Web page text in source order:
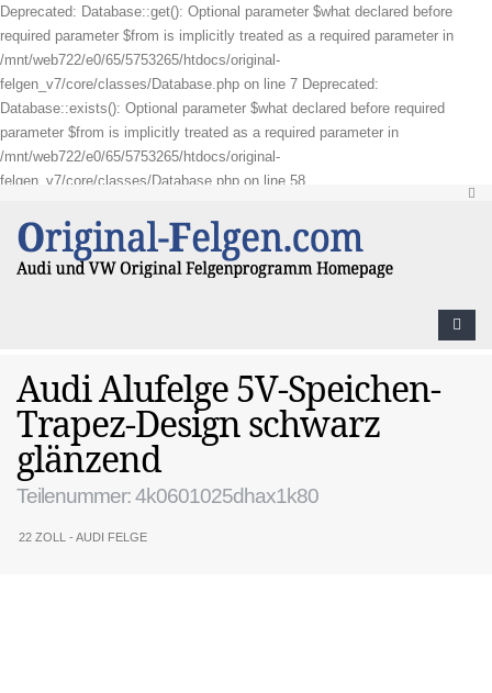
Deprecated: Database::get(): Optional parameter $what declared before
required parameter $from is implicitly treated as a required parameter in
/mnt/web722/e0/65/5753265/htdocs/original-
felgen_v7/core/classes/Database.php on line 7 Deprecated:
Database::exists(): Optional parameter $what declared before required
parameter $from is implicitly treated as a required parameter in
/mnt/web722/e0/65/5753265/htdocs/original-
felgen_v7/core/classes/Database.php on line 58
Audi Alufelge 5V-Speichen-
Trapez-Design schwarz
glänzend
Teilenummer: 4k0601025dhax1k80
22 ZOLL - AUDI FELGE